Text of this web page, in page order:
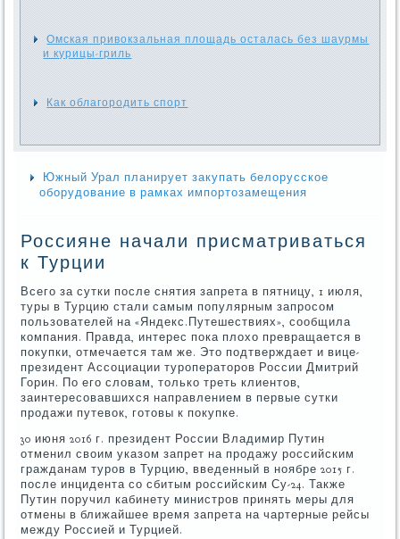
Омская привокзальная площадь осталась без шаурмы
и курицы-гриль
Как облагородить спорт
Южный Урал планирует закупать белорусское
оборудование в рамках импортозамещения
Россияне начали присматриваться
к Турции
Всего за сутки после снятия запрета в пятницу, 1 июля,
туры в Турцию стали самым популярным запросом
пользователей на «Яндекс.Путешествиях», сообщила
компания. Правда, интерес пока плохо превращается в
покупки, отмечается там же. Это подтверждает и вице-
президент Ассоциации туроператоров России Дмитрий
Горин. По его словам, только треть клиентов,
заинтересовавшихся направлением в первые сутки
продажи путевок, готовы к покупке.
30 июня 2016 г. президент России Владимир Путин
отменил своим указом запрет на продажу российским
гражданам туров в Турцию, введенный в ноябре 2015 г.
после инцидента со сбитым российским Су-24. Также
Путин поручил кабинету министров принять меры для
отмены в ближайшее время запрета на чартерные рейсы
между Россией и Турцией.